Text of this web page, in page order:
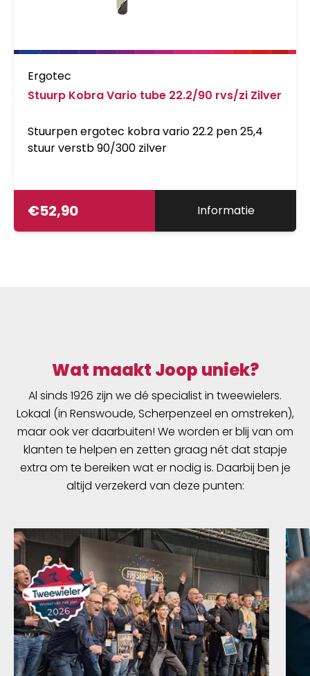
Ergotec
Stuurp Kobra Vario tube 22.2/90 rvs/zi Zilver
Stuurpen ergotec kobra vario 22.2 pen 25,4
stuur verstb 90/300 zilver
€52,90 Informatie
Wat maakt Joop uniek?
Al sinds 1926 zijn we dé specialist in tweewielers.
Lokaal (in Renswoude, Scherpenzeel en omstreken),
maar ook ver daarbuiten! We worden er blij van om
klanten te helpen en zetten graag nét dat stapje
extra om te bereiken wat er nodig is. Daarbij ben je
altijd verzekerd van deze punten: